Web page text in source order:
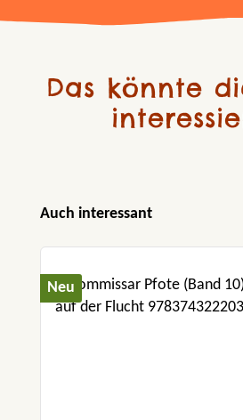
Das könnte
Produktgalerie überspringen
Auch interessant
Neu